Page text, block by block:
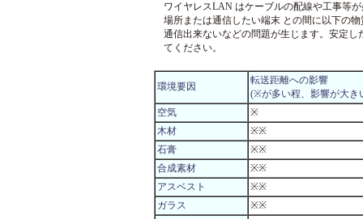
ワイヤレスLAN はケーブルの配線や工事等
場所または通信したい端末 との間に以下の
通信出来ないなどの問題が生じます。安定
てください。
環境要因
転送距離への影響
(※が多い程、影響が大き
空気
※
木材
※※
石膏
※※
合成素材
※※
アスベスト
※※
ガラス
※※